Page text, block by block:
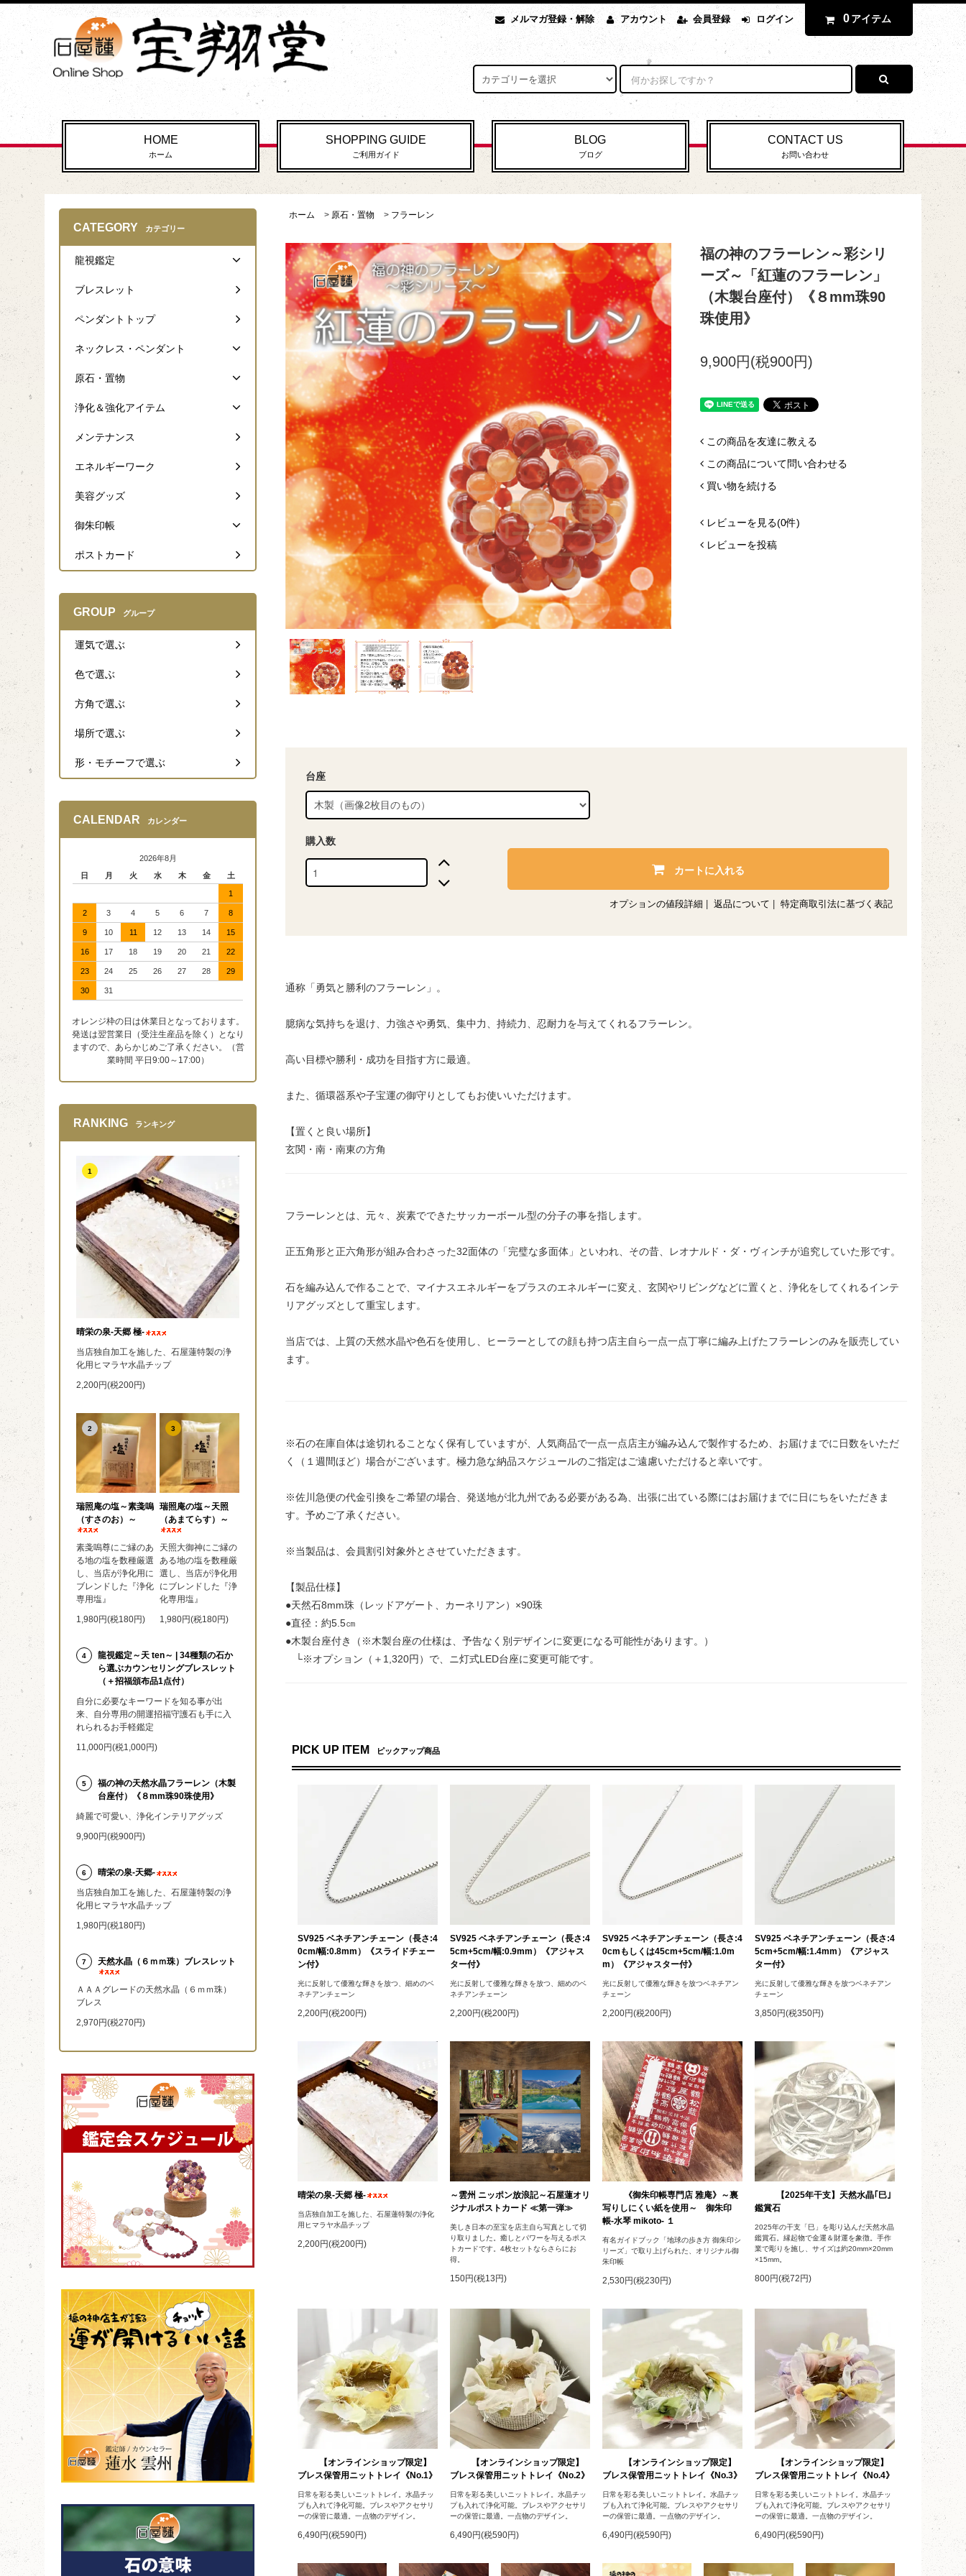
メルマガ登録・解除 アカウント 会員登録 ログイン 0 アイテム
HOME
ホーム
SHOPPING GUIDE
ご利用ガイド
BLOG
ブログ
CONTACT US
お問い合わせ
ホーム > 原石・置物 > フラーレン
福の神のフラーレン～彩シリ
ーズ～「紅蓮のフラーレン」
（木製台座付）《８mm珠90
珠使用》
9,900円(税900円)
この商品を友達に教える
この商品について問い合わせる
買い物を続ける
レビューを見る(0件)
レビューを投稿
台座
購入数
カートに入れる
オプションの値段詳細 | 返品について | 特定商取引法に基づく表記
通称「勇気と勝利のフラーレン」。
臆病な気持ちを退け、力強さや勇気、集中力、持続力、忍耐力を与えてくれるフラーレン。
高い目標や勝利・成功を目指す方に最適。
また、循環器系や子宝運の御守りとしてもお使いいただけます。
【置くと良い場所】
玄関・南・南東の方角
フラーレンとは、元々、炭素でできたサッカーボール型の分子の事を指します。
正五角形と正六角形が組み合わさった32面体の「完璧な多面体」といわれ、その昔、レオナルド・ダ・ヴィンチが追究していた形です。
石を編み込んで作ることで、マイナスエネルギーをプラスのエネルギーに変え、玄関やリビングなどに置くと、浄化をしてくれるインテ
リアグッズとして重宝します。
当店では、上質の天然水晶や色石を使用し、ヒーラーとしての顔も持つ店主自ら一点一点丁寧に編み上げたフラーレンのみを販売してい
ます。
※石の在庫自体は途切れることなく保有していますが、人気商品で一点一点店主が編み込んで製作するため、お届けまでに日数をいただ
く（１週間ほど）場合がございます。極力急な納品スケジュールのご指定はご遠慮いただけると幸いです。
※佐川急便の代金引換をご希望の場合、発送地が北九州である必要がある為、出張に出ている際にはお届けまでに日にちをいただきま
す。予めご了承ください。
※当製品は、会員割引対象外とさせていただきます。
【製品仕様】
●天然石8mm珠（レッドアゲート、カーネリアン）×90珠
●直径：約5.5㎝
●木製台座付き（※木製台座の仕様は、予告なく別デザインに変更になる可能性があります。）
└※オプション（＋1,320円）で、ニ灯式LED台座に変更可能です。
PICK UP ITEM ピックアップ商品
SV925 ベネチアンチェーン（長さ:4
0cm/幅:0.8mm）《スライドチェー
ン付》
光に反射して優雅な輝きを放つ、細めのベ
ネチアンチェーン
2,200円(税200円)
SV925 ベネチアンチェーン（長さ:4
5cm+5cm/幅:0.9mm）《アジャス
ター付》
光に反射して優雅な輝きを放つ、細めのベ
ネチアンチェーン
2,200円(税200円)
SV925 ベネチアンチェーン（長さ:4
0cmもしくは45cm+5cm/幅:1.0m
m）《アジャスター付》
光に反射して優雅な輝きを放つベネチアン
チェーン
2,200円(税200円)
SV925 ベネチアンチェーン（長さ:4
5cm+5cm/幅:1.4mm）《アジャス
ター付》
光に反射して優雅な輝きを放つベネチアン
チェーン
3,850円(税350円)
晴栄の泉‐天郷 極‐
当店独自加工を施した、石屋蓮特製の浄化
用ヒマラヤ水晶チップ
2,200円(税200円)
～雲州 ニッポン放浪記～石屋蓮オリ
ジナルポストカード ≪第一弾≫
美しき日本の至宝を店主自ら写真として切
り取りました。癒しとパワーを与えるポス
トカードです。4枚セットならさらにお
得。
150円(税13円)
《御朱印帳専門店 雅庵》～裏
写りしにくい紙を使用～ 御朱印
帳-水琴 mikoto- １
有名ガイドブック「地球の歩き方 御朱印シ
リーズ」で取り上げられた、オリジナル御
朱印帳
2,530円(税230円)
【2025年干支】天然水晶｢巳｣
鑑賞石
2025年の干支「巳」を彫り込んだ天然水晶
鑑賞石。縁起物で金運＆財運を象徴。手作
業で彫りを施し、サイズは約20mm×20mm
×15mm。
800円(税72円)
【オンラインショップ限定】
ブレス保管用ニットトレイ《No.1》
日常を彩る美しいニットトレイ。水晶チッ
プも入れて浄化可能。ブレスやアクセサリ
ーの保管に最適。一点物のデザイン。
6,490円(税590円)
【オンラインショップ限定】
ブレス保管用ニットトレイ《No.2》
日常を彩る美しいニットトレイ。水晶チッ
プも入れて浄化可能。ブレスやアクセサリ
ーの保管に最適。一点物のデザイン。
6,490円(税590円)
【オンラインショップ限定】
ブレス保管用ニットトレイ《No.3》
日常を彩る美しいニットトレイ。水晶チッ
プも入れて浄化可能。ブレスやアクセサリ
ーの保管に最適。一点物のデザイン。
6,490円(税590円)
【オンラインショップ限定】
ブレス保管用ニットトレイ《No.4》
日常を彩る美しいニットトレイ。水晶チッ
プも入れて浄化可能。ブレスやアクセサリ
ーの保管に最適。一点物のデザイン。
6,490円(税590円)
CATEGORY カテゴリー
龍視鑑定
ブレスレット
ペンダントトップ
ネックレス・ペンダント
原石・置物
浄化＆強化アイテム
メンテナンス
エネルギーワーク
美容グッズ
御朱印帳
ポストカード
GROUP グループ
運気で選ぶ
色で選ぶ
方角で選ぶ
場所で選ぶ
形・モチーフで選ぶ
CALENDAR カレンダー
2026年8月
日
月 火 水 木 金 土
1
2 3 4 5 6 7 8
9 10 11 12 13 14 15
16 17 18 19 20 21 22
23 24 25 26 27 28 29
30 31
オレンジ枠の日は休業日となっております。
発送は翌営業日（受注生産品を除く）となり
ますので、あらかじめご了承ください。（営
業時間 平日9:00～17:00）
RANKING ランキング
1
晴栄の泉‐天郷 極‐
当店独自加工を施した、石屋蓮特製の浄
化用ヒマラヤ水晶チップ
2,200円(税200円)
2
瑞照庵の塩～素戔嗚
（すさのお）～
素戔嗚尊にご縁のあ
る地の塩を数種厳選
し、当店が浄化用に
ブレンドした『浄化
専用塩』
1,980円(税180円)
3
瑞照庵の塩～天照
（あまてらす）～
天照大御神にご縁の
ある地の塩を数種厳
選し、当店が浄化用
にブレンドした『浄
化専用塩』
1,980円(税180円)
4
龍視鑑定～天 ten～ | 34種類の石か
ら選ぶカウンセリングブレスレット
（＋招福頒布品1点付）
自分に必要なキーワードを知る事が出
来、自分専用の開運招福守護石も手に入
れられるお手軽鑑定
11,000円(税1,000円)
5
福の神の天然水晶フラーレン（木製
台座付）《８mm珠90珠使用》
綺麗で可愛い、浄化インテリアグッズ
9,900円(税900円)
6
晴栄の泉‐天郷‐
当店独自加工を施した、石屋蓮特製の浄
化用ヒマラヤ水晶チップ
1,980円(税180円)
7 天然水晶（６ｍｍ珠）ブレスレット
ＡＡＡグレードの天然水晶（６ｍｍ珠）
ブレス
2,970円(税270円)